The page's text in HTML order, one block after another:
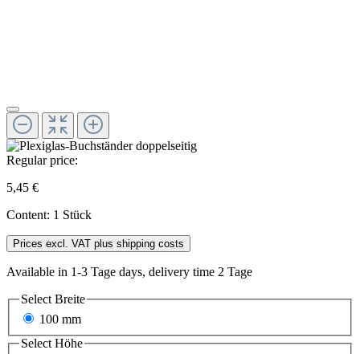
Regular price:
5,45 €
Content: 1 Stück
Prices excl. VAT plus shipping costs
Available in 1-3 Tage days, delivery time 2 Tage
Select Breite
100 mm
SelectHöhe